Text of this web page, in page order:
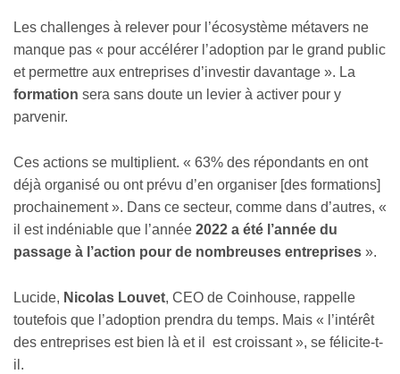
Les challenges à relever pour l’écosystème métavers ne
manque pas « pour accélérer l’adoption par le grand public
et permettre aux entreprises d’investir davantage ». La
formation sera sans doute un levier à activer pour y
parvenir.
Ces actions se multiplient. « 63% des répondants en ont
déjà organisé ou ont prévu d’en organiser [des formations]
prochainement ». Dans ce secteur, comme dans d’autres, «
il est indéniable que l’année 2022 a été l’année du
passage à l’action pour de nombreuses entreprises ».
Lucide, Nicolas Louvet, CEO de Coinhouse, rappelle
toutefois que l’adoption prendra du temps. Mais « l’intérêt
des entreprises est bien là et il est croissant », se félicite-t-
il.